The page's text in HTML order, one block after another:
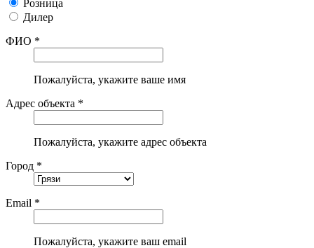
Розница
Дилер
ФИО *
Пожалуйста, укажите ваше имя
Адрес объекта *
Пожалуйста, укажите адрес объекта
Город *
Email *
Пожалуйста, укажите ваш email